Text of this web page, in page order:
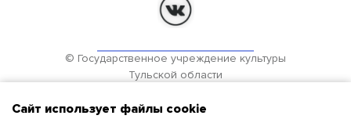
Сайт использует файлы cookie
© Государственное учреждение культуры
Тульской области
2019-2026гг.